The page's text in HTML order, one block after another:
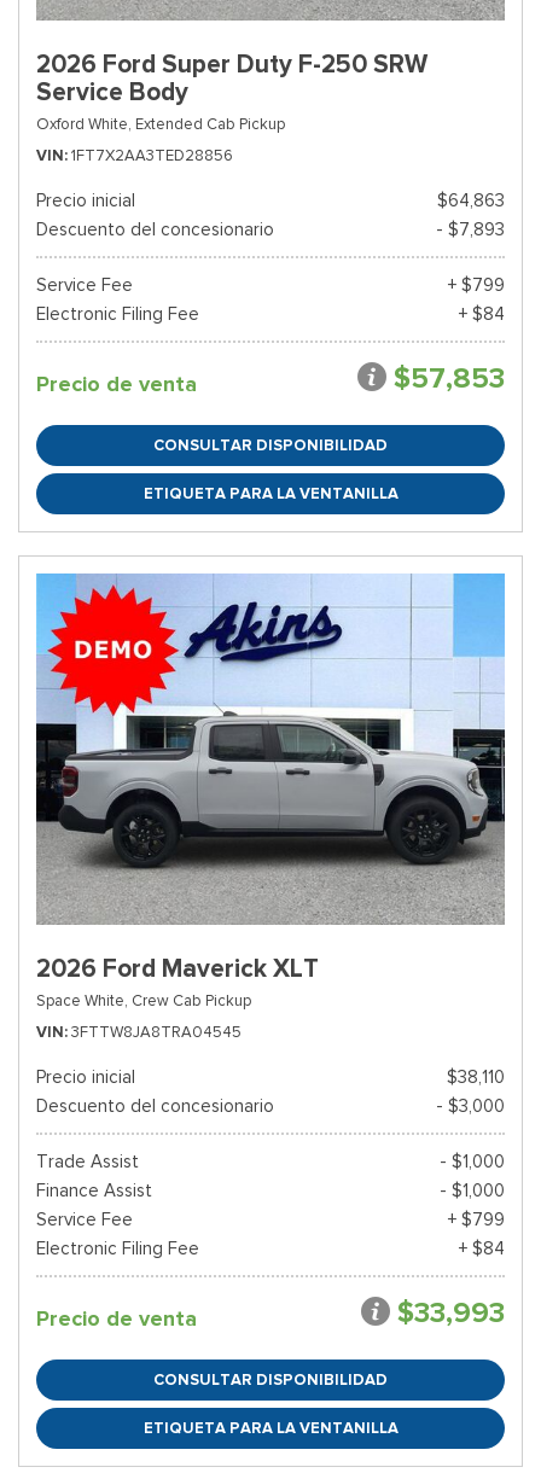
2026 Ford Super Duty F-250 SRW
Service Body
Oxford White, Extended Cab Pickup
VIN 1FT7X2AA3TED28856
Precio inicial
$64,863
Descuento del concesionario
- $7,893
Service Fee
+ $799
Electronic Filing Fee
+ $84
Precio de venta $57,853
CONSULTAR DISPONIBILIDAD
ETIQUETA PARA LA VENTANILLA
2026 Ford Maverick XLT
Space White, Crew Cab Pickup
VIN 3FTTW8JA8TRA04545
Precio inicial
$38,110
Descuento del concesionario
- $3,000
Trade Assist
- $1,000
Finance Assist
- $1,000
Service Fee
+ $799
Electronic Filing Fee
+ $84
Precio de venta $33,993
CONSULTAR DISPONIBILIDAD
ETIQUETA PARA LA VENTANILLA